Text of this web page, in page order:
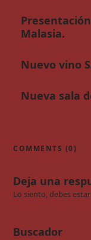
Malasia.
Nuevo vino
Nueva sala
COMMENTS (0)
Deja una
Lo siento, debes estar
Buscador